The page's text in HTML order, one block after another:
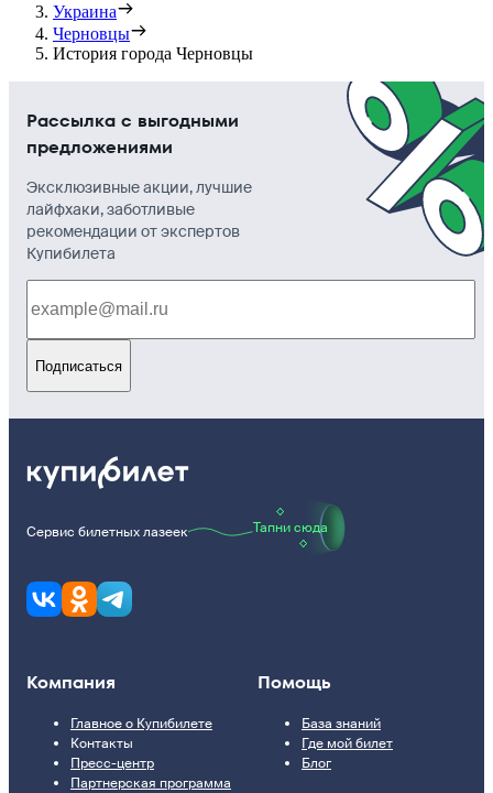
Украина
Черновцы
История города Черновцы
Рассылка с выгодными
предложениями
Эксклюзивные акции, лучшие
лайфхаки, заботливые
рекомендации от экспертов
Купибилета
Подписаться
Сервис билетных лазеек Тапни сюда
Компания
Главное о Купибилете
Контакты
Пресс-центр
Партнерская программа
Помощь
База знаний
Где мой билет
Блог